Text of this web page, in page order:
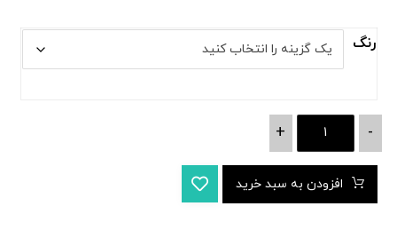
رنگ
-
+
افزودن به سبد خرید